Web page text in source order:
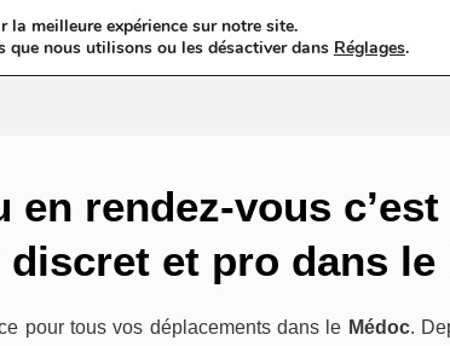
Web Taxi VTC Mariage Ambulance
en rendez-vous
discret et pro dans le
pour tous vos déplacements dans le Médoc.
meilleure expérience sur notre site.
que nous utilisons ou les désactiver dans Réglages.